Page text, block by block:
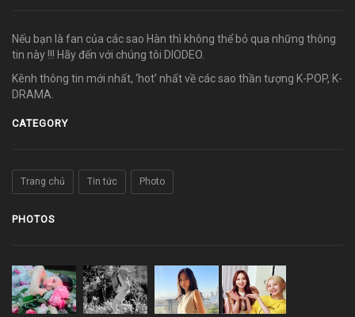
Nếu bạn là fan của các sao Hàn thì không thể bỏ qua những thông
tin này !!! Hãy đến với chúng tôi DIODEO.
Kênh thông tin mới nhất, ‘hot’ nhất về các sao thần tượng K-POP, K-
DRAMA.
CATEGORY
Trang chủ Tin tức Photo
PHOTOS